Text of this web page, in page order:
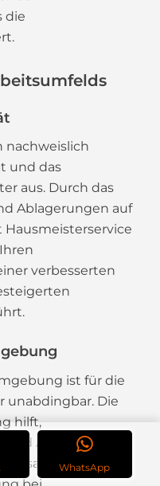
die
nachweislich
und das
aus. Durch das
Ablagerungen auf
verbesserten
ist für die
unabdingbar. Die
hilft,
Allergenen zu
sauberen,
WhatsApp